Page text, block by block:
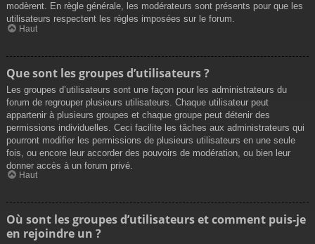
modèrent. En règle générale, les modérateurs sont présents pour que les
utilisateurs respectent les règles imposées sur le forum.
Haut
Que sont les groupes d’utilisateurs ?
Les groupes d’utilisateurs sont une façon pour les administrateurs du
forum de regrouper plusieurs utilisateurs. Chaque utilisateur peut
appartenir à plusieurs groupes et chaque groupe peut détenir des
permissions individuelles. Ceci facilite les tâches aux administrateurs qui
pourront modifier les permissions de plusieurs utilisateurs en une seule
fois, ou encore leur accorder des pouvoirs de modération, ou bien leur
donner accès à un forum privé.
Haut
Où sont les groupes d’utilisateurs et comment puis-je
en rejoindre un ?